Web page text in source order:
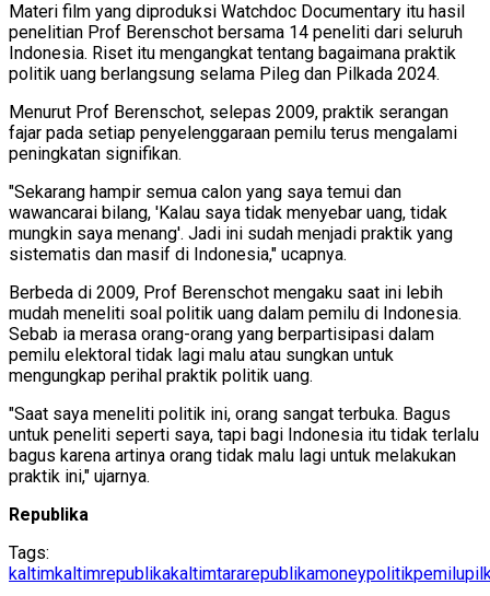
Materi film yang diproduksi Watchdoc Documentary itu hasil
penelitian Prof Berenschot bersama 14 peneliti dari seluruh
Indonesia. Riset itu mengangkat tentang bagaimana praktik
politik uang berlangsung selama Pileg dan Pilkada 2024.
Menurut Prof Berenschot, selepas 2009, praktik serangan
fajar pada setiap penyelenggaraan pemilu terus mengalami
peningkatan signifikan.
"Sekarang hampir semua calon yang saya temui dan
wawancarai bilang, 'Kalau saya tidak menyebar uang, tidak
mungkin saya menang'. Jadi ini sudah menjadi praktik yang
sistematis dan masif di Indonesia," ucapnya.
Berbeda di 2009, Prof Berenschot mengaku saat ini lebih
mudah meneliti soal politik uang dalam pemilu di Indonesia.
Sebab ia merasa orang-orang yang berpartisipasi dalam
pemilu elektoral tidak lagi malu atau sungkan untuk
mengungkap perihal praktik politik uang.
"Saat saya meneliti politik ini, orang sangat terbuka. Bagus
untuk peneliti seperti saya, tapi bagi Indonesia itu tidak terlalu
bagus karena artinya orang tidak malu lagi untuk melakukan
praktik ini," ujarnya.
Republika
Tags:
kaltimkaltimrepublikakaltimtararepublikamoneypolitikpemilu